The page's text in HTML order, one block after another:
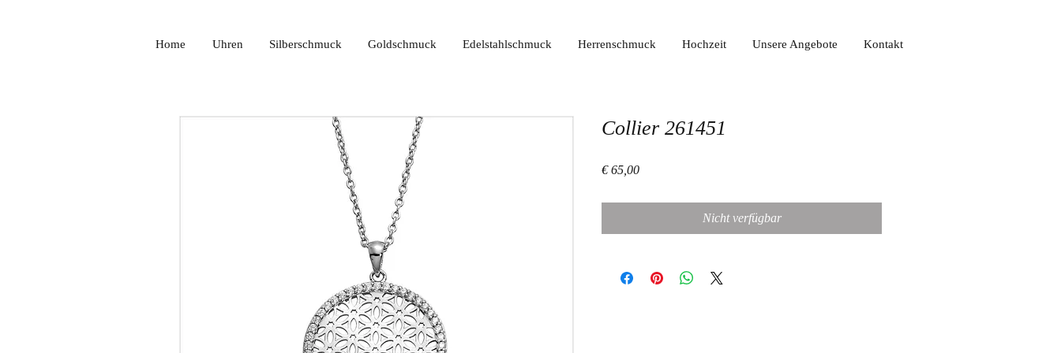
Collier 261451
€ 65,00Preis
Nicht verfügbar
Home Uhren Silberschmuck Goldschmuck Edelstahlschmuck Herrenschmuck Hochzeit Unsere Angebote Kontakt